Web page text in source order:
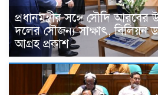
প্রধানমন্ত্রীর সঙ্গে সৌদি আরবের
দলের সৌজন্য সাক্ষাৎ, বিলিয়ন
আগ্রহ প্রকাশ